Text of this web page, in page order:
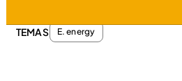
TEMAS E. energy